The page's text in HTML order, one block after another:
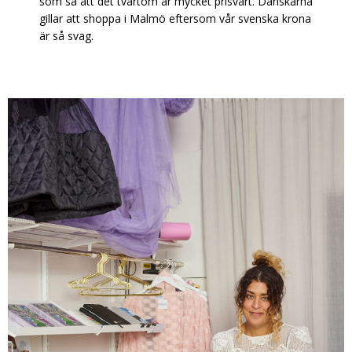
gillar att shoppa i Malmö eftersom vår svenska krona
är så svag.